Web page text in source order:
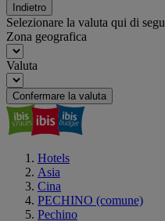
Indietro
Selezionare la valuta qui di
Zona geografica
Valuta
Confermare la valuta
Hotels
Asia
Cina
PECHINO (comune)
Pechino